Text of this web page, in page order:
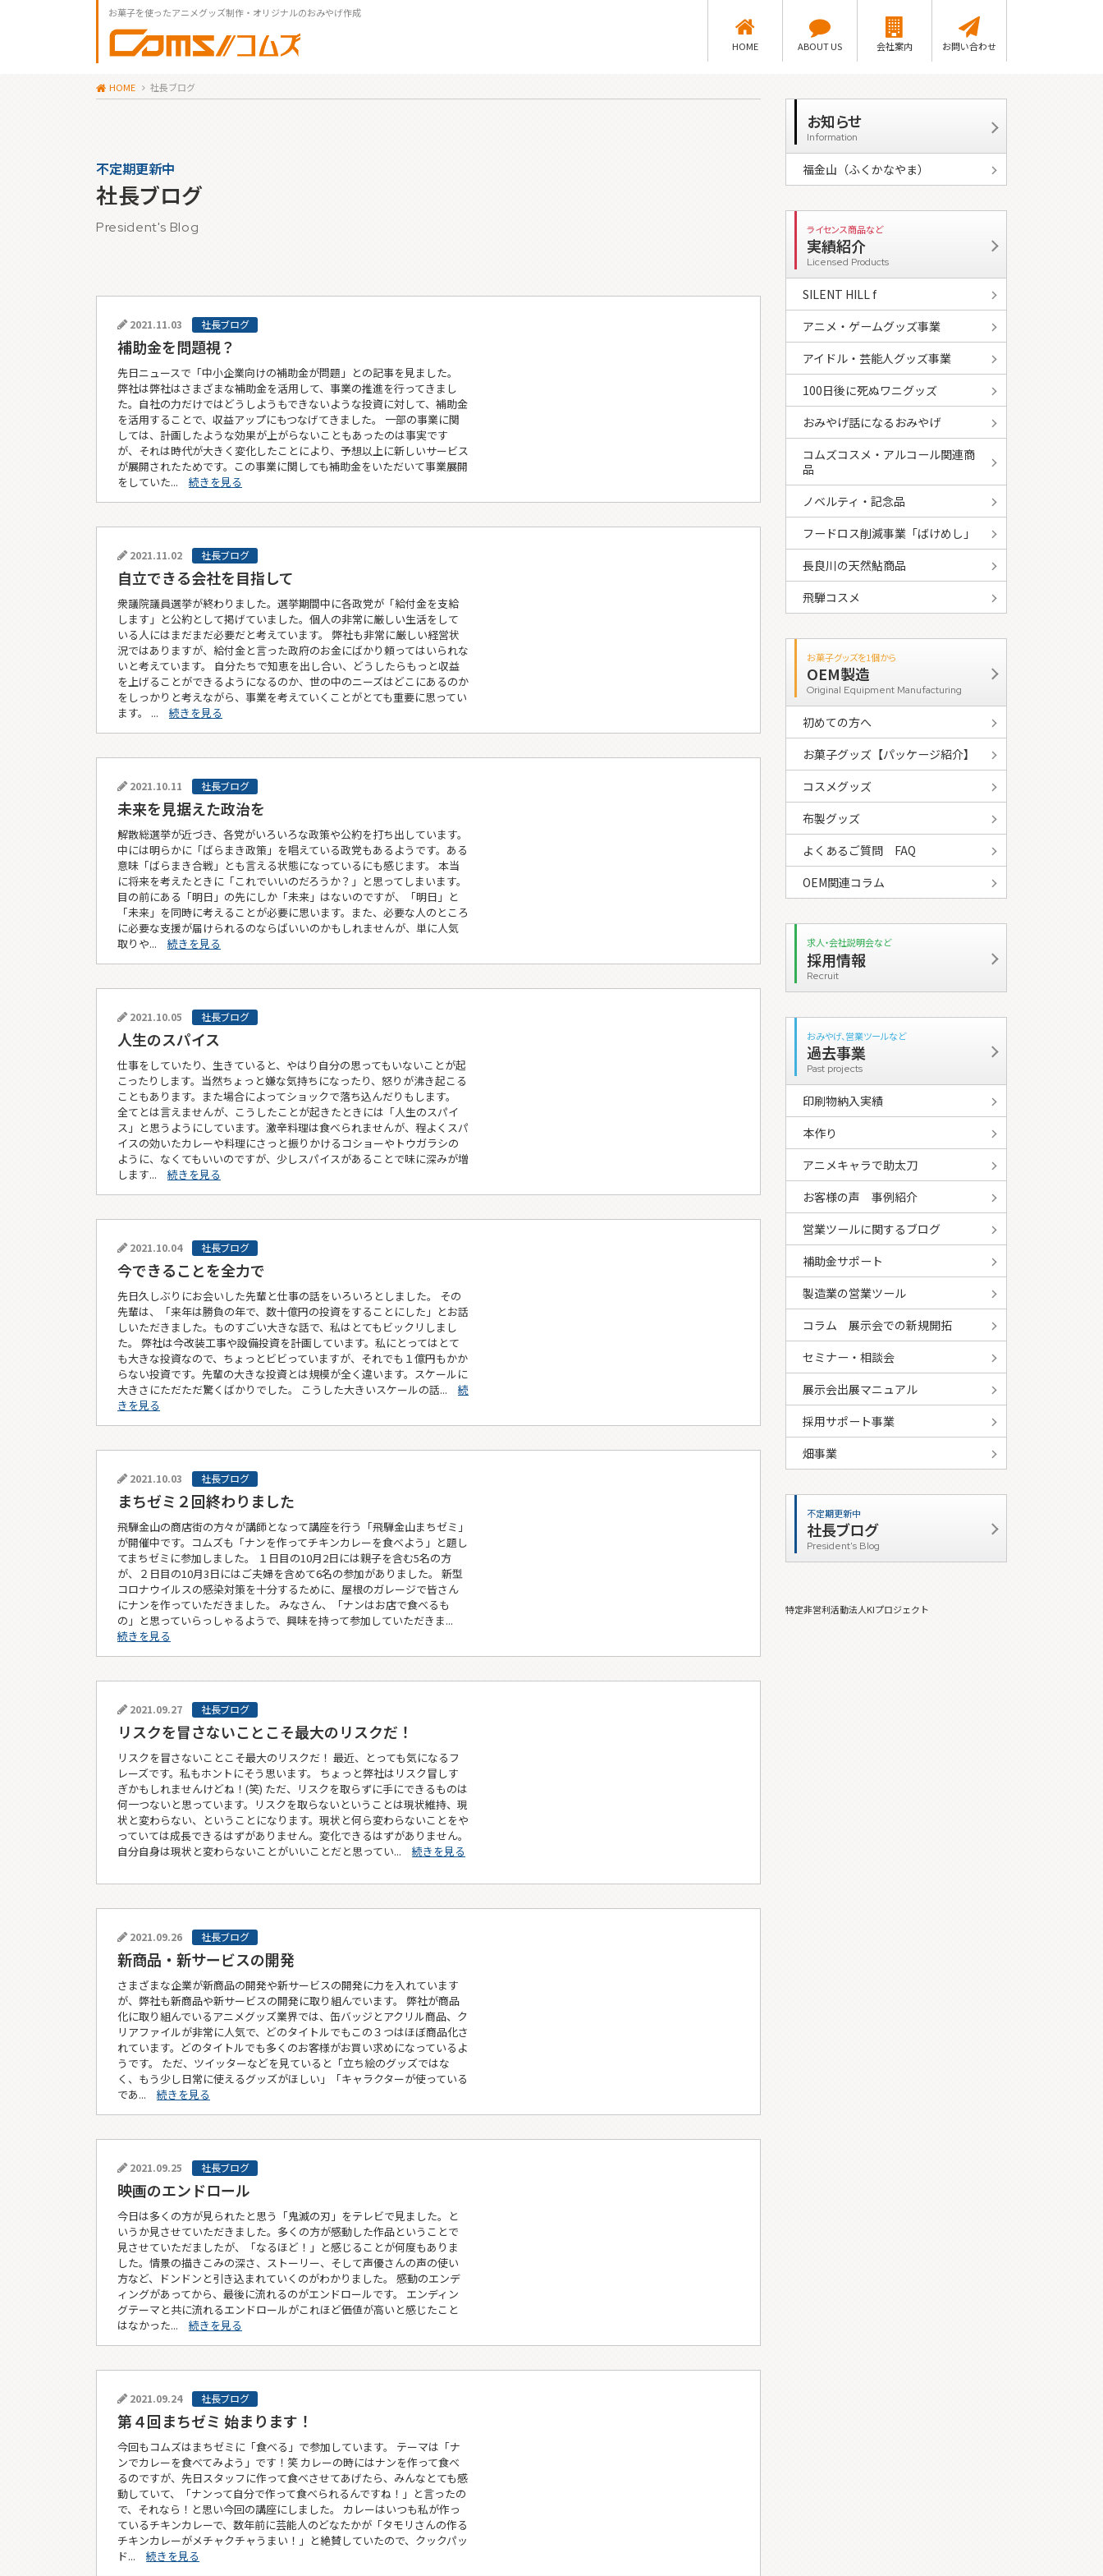
お菓子を使ったアニメグッズ制作・オリジナルのおみやげ作成
HOME ABOUT US 会社案内 お問い合わせ
HOME 社長ブログ
不定期更新中
社長ブログ
President's Blog
2021.11.03 社長ブログ
補助金を問題視？
先日ニュースで「中小企業向けの補助金が問題」との記事を見ました。
弊社は弊社はさまざまな補助金を活用して、事業の推進を行ってきまし
た。自社の力だけではどうしようもできないような投資に対して、補助金
を活用することで、収益アップにもつなげてきました。 一部の事業に関
しては、計画したような効果が上がらないこともあったのは事実です
が、それは時代が大きく変化したことにより、予想以上に新しいサービス
が展開されたためです。この事業に関しても補助金をいただいて事業展開
をしていた... 続きを見る
2021.11.02 社長ブログ
自立できる会社を目指して
衆議院議員選挙が終わりました。選挙期間中に各政党が「給付金を支給
します」と公約として掲げていました。個人の非常に厳しい生活をして
いる人にはまだまだ必要だと考えています。 弊社も非常に厳しい経営状
況ではありますが、給付金と言った政府のお金にばかり頼ってはいられな
いと考えています。 自分たちで知恵を出し合い、どうしたらもっと収益
を上げることができるようになるのか、世の中のニーズはどこにあるのか
をしっかりと考えながら、事業を考えていくことがとても重要に思ってい
ます。 ... 続きを見る
2021.10.11 社長ブログ
未来を見据えた政治を
解散総選挙が近づき、各党がいろいろな政策や公約を打ち出しています。
中には明らかに「ばらまき政策」を唱えている政党もあるようです。ある
意味「ばらまき合戦」とも言える状態になっているにも感じます。 本当
に将来を考えたときに「これでいいのだろうか？」と思ってしまいます。
目の前にある「明日」の先にしか「未来」はないのですが、「明日」と
「未来」を同時に考えることが必要に思います。また、必要な人のところ
に必要な支援が届けられるのならばいいのかもしれませんが、単に人気
取りや... 続きを見る
2021.10.05 社長ブログ
人生のスパイス
仕事をしていたり、生きていると、やはり自分の思ってもいないことが起
こったりします。当然ちょっと嫌な気持ちになったり、怒りが沸き起こる
こともあります。また場合によってショックで落ち込んだりもします。
全てとは言えませんが、こうしたことが起きたときには「人生のスパイ
ス」と思うようにしています。激辛料理は食べられませんが、程よくスパ
イスの効いたカレーや料理にさっと振りかけるコショーやトウガラシの
ように、なくてもいいのですが、少しスパイスがあることで味に深みが増
します... 続きを見る
2021.10.04 社長ブログ
今できることを全力で
先日久しぶりにお会いした先輩と仕事の話をいろいろとしました。 その
先輩は、「来年は勝負の年で、数十億円の投資をすることにした」とお話
しいただきました。ものすごい大きな話で、私はとてもビックリしまし
た。 弊社は今改装工事や設備投資を計画しています。私にとってはとて
も大きな投資なので、ちょっとビビっていますが、それでも１億円もかか
らない投資です。先輩の大きな投資とは規模が全く違います。スケールに
大きさにただただ驚くばかりでした。 こうした大きいスケールの話... 続
きを見る
2021.10.03 社長ブログ
まちゼミ２回終わりました
飛騨金山の商店街の方々が講師となって講座を行う「飛騨金山まちゼミ」
が開催中です。コムズも「ナンを作ってチキンカレーを食べよう」と題し
てまちゼミに参加しました。 １日目の10月2日には親子を含む5名の方
が、２日目の10月3日にはご夫婦を含めて6名の参加がありました。 新型
コロナウイルスの感染対策を十分するために、屋根のガレージで皆さん
にナンを作っていただきました。 みなさん、「ナンはお店で食べるも
の」と思っていらっしゃるようで、興味を持って参加していただきま...
続きを見る
2021.09.27 社長ブログ
リスクを冒さないことこそ最大のリスクだ！
リスクを冒さないことこそ最大のリスクだ！ 最近、とっても気になるフ
レーズです。私もホントにそう思います。 ちょっと弊社はリスク冒しす
ぎかもしれませんけどね！(笑) ただ、リスクを取らずに手にできるものは
何一つないと思っています。リスクを取らないということは現状維持、現
状と変わらない、ということになります。現状と何ら変わらないことをや
っていては成長できるはずがありません。変化できるはずがありません。
自分自身は現状と変わらないことがいいことだと思ってい... 続きを見る
2021.09.26 社長ブログ
新商品・新サービスの開発
さまざまな企業が新商品の開発や新サービスの開発に力を入れています
が、弊社も新商品や新サービスの開発に取り組んでいます。 弊社が商品
化に取り組んでいるアニメグッズ業界では、缶バッジとアクリル商品、ク
リアファイルが非常に人気で、どのタイトルでもこの３つはほぼ商品化さ
れています。どのタイトルでも多くのお客様がお買い求めになっているよ
うです。 ただ、ツイッターなどを見ていると「立ち絵のグッズではな
く、もう少し日常に使えるグッズがほしい」「キャラクターが使っている
であ... 続きを見る
2021.09.25 社長ブログ
映画のエンドロール
今日は多くの方が見られたと思う「鬼滅の刃」をテレビで見ました。と
いうか見させていただきました。多くの方が感動した作品ということで
見させていただましたが、「なるほど！」と感じることが何度もありま
した。情景の描きこみの深さ、ストーリー、そして声優さんの声の使い
方など、ドンドンと引き込まれていくのがわかりました。 感動のエンデ
ィングがあってから、最後に流れるのがエンドロールです。 エンディン
グテーマと共に流れるエンドロールがこれほど価値が高いと感じたこと
はなかった... 続きを見る
2021.09.24 社長ブログ
第４回まちゼミ 始まります！
今回もコムズはまちゼミに「食べる」で参加しています。 テーマは「ナ
ンでカレーを食べてみよう」です！笑 カレーの時にはナンを作って食べ
るのですが、先日スタッフに作って食べさせてあげたら、みんなとても感
動していて、「ナンって自分で作って食べられるんですね！」と言ったの
で、それなら！と思い今回の講座にしました。 カレーはいつも私が作っ
ているチキンカレーで、数年前に芸能人のどなたかが「タモリさんの作る
チキンカレーがメチャクチャうまい！」と絶賛していたので、クックパッ
ド... 続きを見る
お知らせ
Information
福金山（ふくかなやま）
ライセンス商品など
実績紹介
Licensed Products
SILENT HILL f
アニメ・ゲームグッズ事業
アイドル・芸能人グッズ事業
100日後に死ぬワニグッズ
おみやげ話になるおみやげ
コムズコスメ・アルコール関連商
品
ノベルティ・記念品
フードロス削減事業「ばけめし」
長良川の天然鮎商品
飛騨コスメ
お菓子グッズを1個から
OEM製造
Original Equipment Manufacturing
初めての方へ
お菓子グッズ【パッケージ紹介】
コスメグッズ
布製グッズ
よくあるご質問 FAQ
OEM関連コラム
求人・会社説明会など
採用情報
Recruit
おみやげ、営業ツールなど
過去事業
Past projects
印刷物納入実績
本作り
アニメキャラで助太刀
お客様の声 事例紹介
営業ツールに関するブログ
補助金サポート
製造業の営業ツール
コラム 展示会での新規開拓
セミナー・相談会
展示会出展マニュアル
採用サポート事業
畑事業
不定期更新中
社長ブログ
President's Blog
特定非営利活動法人KIプロジェクト